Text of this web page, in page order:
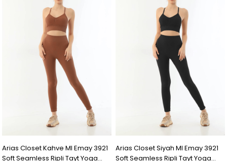
Arias Closet Kahve MI Emay 3921
Soft Seamless Ripli Tayt Yoga
Arias Closet Siyah MI Emay 3921
Soft Seamless Ripli Tayt Yoga